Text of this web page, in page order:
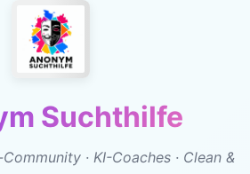
Suchthilfe
· KI-Coaches · Clean &